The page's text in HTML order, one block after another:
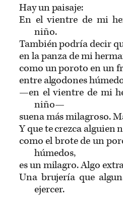
Hay un paisaje:
En el vientre de mi
niño.
También podría decir
en la panza de mi
como un poroto en un
entre algodones
—en el vientre de mi
niño—
suena más milagroso.
Y que te crezca alguien
como el brote de un
húmedos,
es un milagro. Algo
Una brujería que
ejercer.